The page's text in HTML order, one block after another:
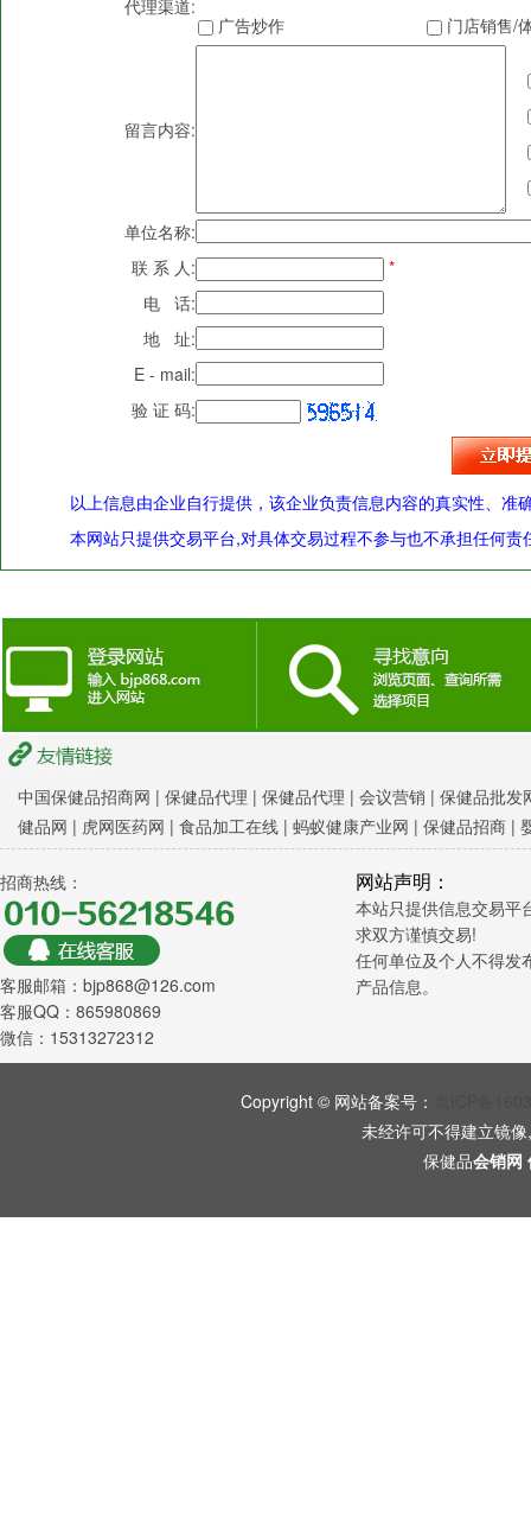
代理渠道:
广告炒作
门店销售/
留言内容:
单位名称:
联 系 人:
*
电 话:
地 址:
E - mail:
验 证 码:
以上信息由企业自行提供，该企业负责信息内容的真实性、准
本网站只提供交易平台,对具体交易过程不参与也不承担任何责
中国保健品招商网 | 保健品代理 | 保健品代理 | 会议营销 | 保健品批发
健品网 | 虎网医药网 | 食品加工在线 | 蚂蚁健康产业网 | 保健品招商 |
招商热线：
客服邮箱：bjp868@126.com
客服QQ：865980869
微信：15313272312
网站声明：
本站只提供信息交易平
求双方谨慎交易!
任何单位及个人不得发
产品信息。
Copyright © 网站备案号：
未经许可不得建立镜
保健品会销网